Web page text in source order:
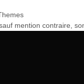
mention contraire,